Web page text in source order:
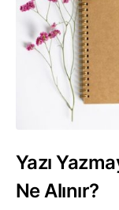
Yazı
Ne Alınır?